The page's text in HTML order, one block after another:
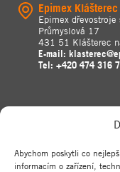
Abychom poskytli co
informacím o zařízení,
Epimex
Epimex dřevostroje
Průmyslová 17
431 51 Klášterec
E-mail:
Tel: +420 474 316